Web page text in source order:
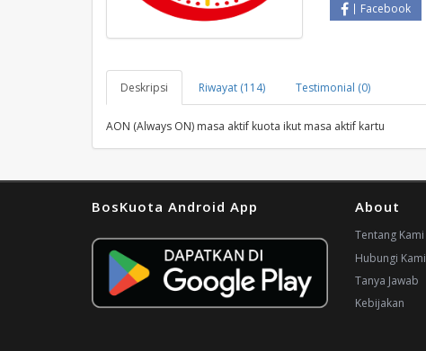
Facebook
Deskripsi Riwayat (114) Testimonial (0)
AON (Always ON) masa aktif kuota ikut masa aktif kartu
BosKuota Android App About
Tentang Kami
Hubungi Kami
Tanya Jawab
Kebijakan